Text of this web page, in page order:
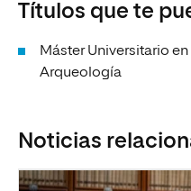
Títulos que te
Máster Universitario
Arqueología
Noticias